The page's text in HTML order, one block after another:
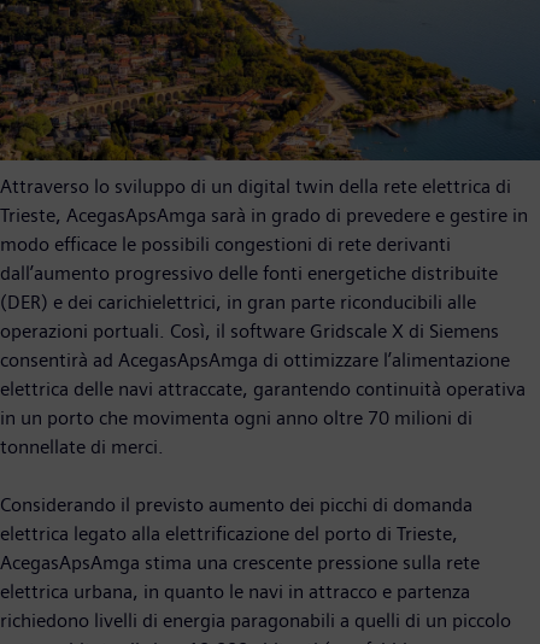
Attraverso lo sviluppo di un digital twin della rete elettrica di
Trieste, AcegasApsAmga sarà in grado di prevedere e gestire in
modo efficace le possibili congestioni di rete derivanti
dall’aumento progressivo delle fonti energetiche distribuite
(DER) e dei carichielettrici, in gran parte riconducibili alle
operazioni portuali. Così, il software Gridscale X di Siemens
consentirà ad AcegasApsAmga di ottimizzare l’alimentazione
elettrica delle navi attraccate, garantendo continuità operativa
in un porto che movimenta ogni anno oltre 70 milioni di
tonnellate di merci.
Considerando il previsto aumento dei picchi di domanda
elettrica legato alla elettrificazione del porto di Trieste,
AcegasApsAmga stima una crescente pressione sulla rete
elettrica urbana, in quanto le navi in attracco e partenza
richiedono livelli di energia paragonabili a quelli di un piccolo